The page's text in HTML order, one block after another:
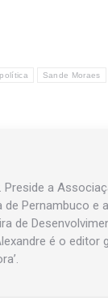
Sande Moraes
a
Pernambuco e
de
é o editor